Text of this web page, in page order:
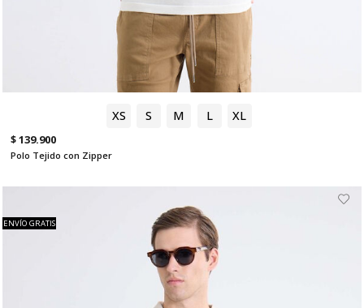
XS S M L XL
$ 139.900
Polo Tejido con Zipper
ENVÍO GRATIS